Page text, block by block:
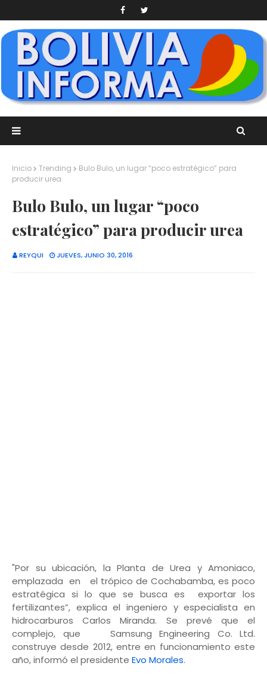
Inicio Trending
Bulo Bulo, un lugar “poco estratégico” para
producir urea
Bulo Bulo, un lugar “poco
estratégico” para producir urea
REYQUI JUEVES, JUNIO 30, 2016
"Por su ubicación, la Planta de Urea y Amoniaco,
emplazada en el trópico de Cochabamba, es poco
estratégica si lo que se busca es exportar los
fertilizantes”, explica el ingeniero y especialista en
hidrocarburos Carlos Miranda. Se prevé que el
complejo, que Samsung Engineering Co. Ltd.
construye desde 2012, entre en funcionamiento este
año, informó el presidente Evo Morales.